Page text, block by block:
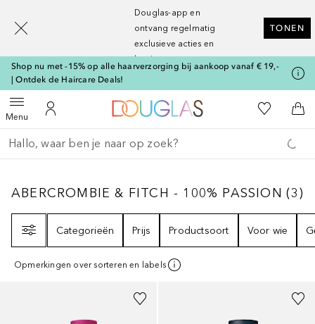
Douglas-app en
ontvang regelmatig
exclusieve acties en
kortingen
TONEN
Shop nu met -15% op alle haarverzorging bij aankoop vanaf € 19,-
| Ontdek de Haircare Deals!
MenuOpen menuNaar Mijn Account
Naar Douglas Home
Naar Mijn
Ga terug
Zoekopdracht uitvoeren
ABERCROMBIE & FITCH - 100% PASSION3
ABERCROMBIE & FITCH - 100% PASSION (3)
Categorieën
Prijs Productsoort Voor wie
Opmerkingen over sorteren en labels
[navigation.slideout.screenreader]